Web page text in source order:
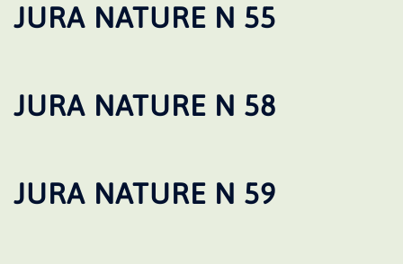
JURA NATURE N 55
JURA NATURE N 58
JURA NATURE N 59